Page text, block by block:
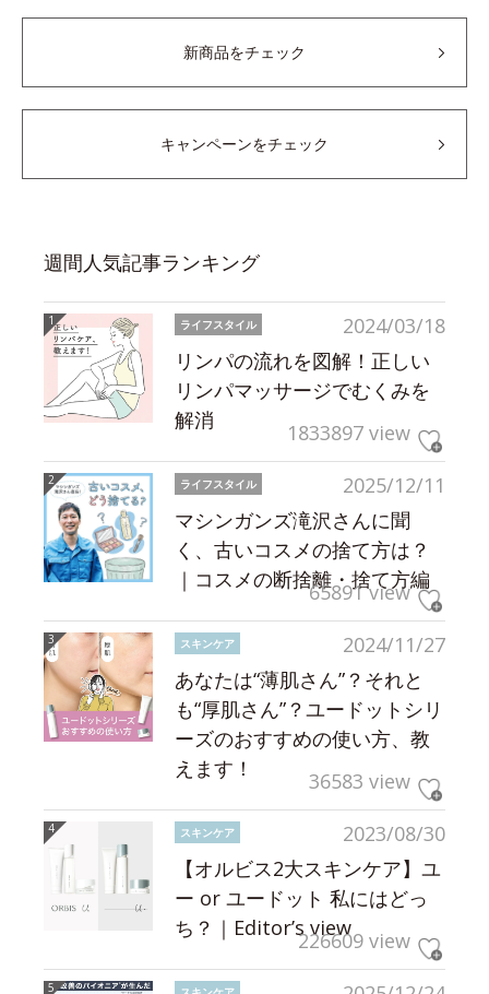
新商品をチェック
キャンペーンをチェック
週間人気記事ランキング
2024/03/18
ライフスタイル
リンパの流れを図解！正しい
リンパマッサージでむくみを
解消
1833897 view
2025/12/11
ライフスタイル
マシンガンズ滝沢さんに聞
く、古いコスメの捨て方は？
｜コスメの断捨離・捨て方編
65891 view
2024/11/27
スキンケア
あなたは“薄肌さん”？それと
も“厚肌さん”？ユードットシリ
ーズのおすすめの使い方、教
えます！
36583 view
2023/08/30
スキンケア
【オルビス2大スキンケア】ユ
ー or ユードット 私にはどっ
ち？｜Editor’s view226609 view